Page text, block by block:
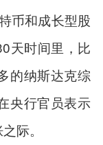
币和成长型股
天时间里，比
的纳斯达克综
央行官员表示
际。